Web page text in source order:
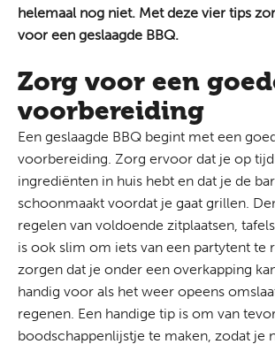
helemaal nog niet. Met deze vier tips
voor een geslaagde BBQ.
Zorg voor een
voorbereiding
Een geslaagde BBQ begint met een
voorbereiding. Zorg ervoor dat je op tijd
ingrediënten in huis hebt en dat je de
schoonmaakt voordat je gaat grillen.
regelen van voldoende zitplaatsen,
is ook slim om iets van een partytent te
zorgen dat je onder een overkapping
handig voor als het weer opeens
regenen. Een handige tip is om van
boodschappenlijstje te maken, zodat je